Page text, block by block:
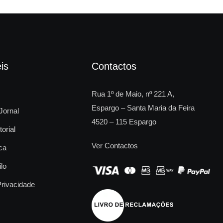
Contactos
Rua 1º de Maio, nº 221 A,
Espargo – Santa Maria da Feira
4520 – 115 Espargo
Ver Contactos